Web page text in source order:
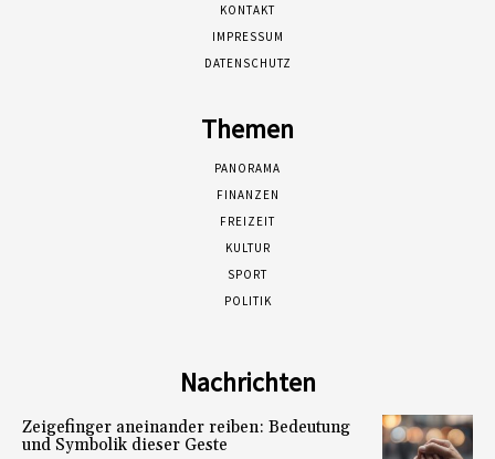
KONTAKT
IMPRESSUM
DATENSCHUTZ
Themen
PANORAMA
FINANZEN
FREIZEIT
KULTUR
SPORT
POLITIK
Nachrichten
Zeigefinger aneinander reiben: Bedeutung
und Symbolik dieser Geste